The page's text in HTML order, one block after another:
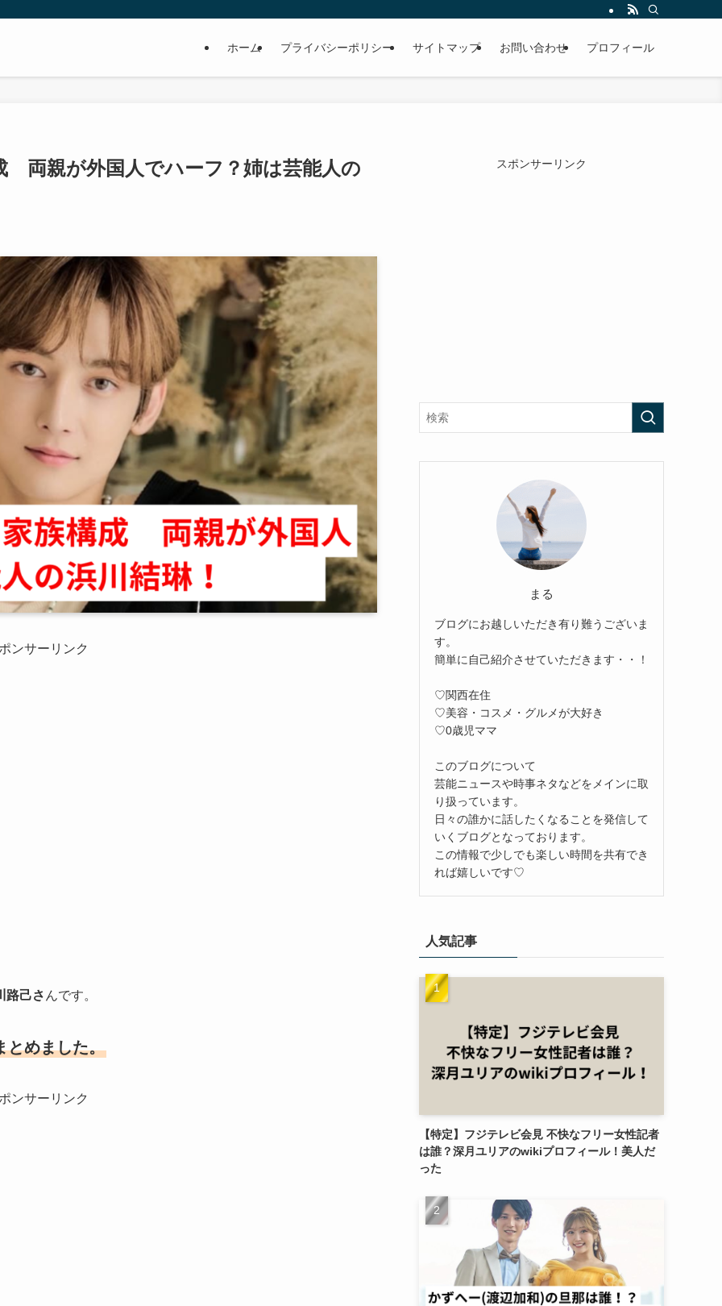
ホーム プライバシーポリシー サイトマップ お問い合わせ プロフィール
両親が外国人でハーフ？姉は芸能人の
ンサーリンク
路己さ んです。
とめました。
ンサーリンク
スポンサーリンク
まる
ブログにお越しいただき有り難うございま
す。
簡単に自己紹介させていただきます・・！
♡関西在住
♡美容・コスメ・グルメが大好き
♡0歳児ママ
このブログについて
芸能ニュースや時事ネタなどをメインに取
り扱っています。
日々の誰かに話したくなることを発信して
いくブログとなっております。
この情報で少しでも楽しい時間を共有でき
れば嬉しいです♡
人気記事
【特定】フジテレビ会見 不快なフリー女性記者
は誰？深月ユリアのwikiプロフィール！美人だ
った